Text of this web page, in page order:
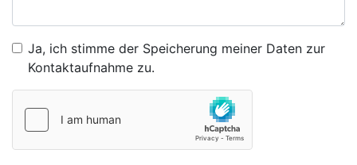
Ja, ich stimme der Speicherung meiner Daten zur
Kontaktaufnahme zu.